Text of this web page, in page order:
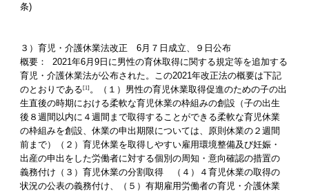
条)
３）育児・介護休業法改正　6月７日成立、９日公布
概要：  2021年6月9日に男性の育休取得に関する規定等を追加する
育児・介護休業法が公布された。この2021年改正法の概要は下記
のとおりである[1] 。（１）男性の育児休業取得促進のための子の出
生直後の時期における柔軟な育児休業の枠組みの創設（子の出生
後８週間以内に４週間まで取得することができる柔軟な育児休業
の枠組みを創設、休業の申出期限については、原則休業の２週間
前まで）（２）育児休業を取得しやすい雇用環境整備及び妊娠・
出産の申出をした労働者に対する個別の周知・意向確認の措置の
義務付け（３）育児休業の分割取得　（４）４育児休業の取得の
状況の公表の義務付け、（５）有期雇用労働者の育児・介護休業